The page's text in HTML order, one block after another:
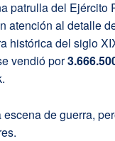
patrulla del Ejército
atención al detalle
histórica del siglo
vendió por
de guerra,